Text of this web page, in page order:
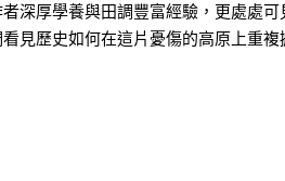
深厚學養與田調豐富經驗，更處處可
見歷史如何在這片憂傷的高原上重複